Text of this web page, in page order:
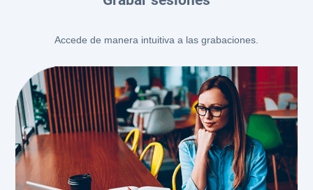
Accede de manera intuitiva a las grabaciones.